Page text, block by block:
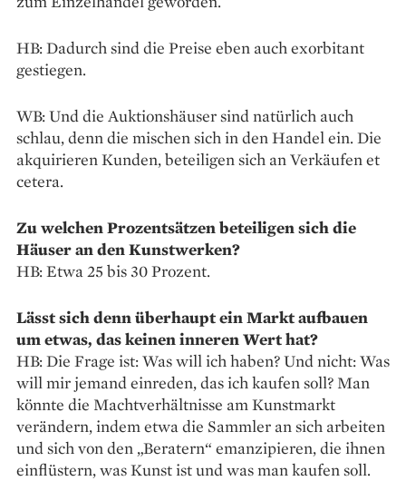
HB: Dadurch sind die Preise eben auch exorbitant
gestiegen.
WB: Und die Auktionshäuser sind natürlich auch
schlau, denn die mischen sich in den Handel ein. Die
akquirieren Kunden, beteiligen sich an Verkäufen et
cetera.
Zu welchen Prozentsätzen beteiligen sich die
Häuser an den Kunstwerken?
HB: Etwa 25 bis 30 Prozent.
Lässt sich denn überhaupt ein Markt aufbauen
um etwas, das keinen inneren Wert hat?
HB: Die Frage ist: Was will ich haben? Und nicht: Was
will mir jemand einreden, das ich kaufen soll? Man
könnte die Machtverhältnisse am Kunstmarkt
verändern, indem etwa die Sammler an sich arbeiten
und sich von den „Beratern“ emanzipieren, die ihnen
einflüstern, was Kunst ist und was man kaufen soll.